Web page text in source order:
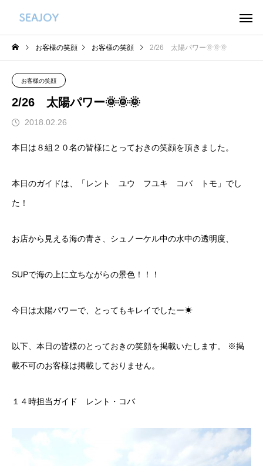
お客様の笑顔 お客様の笑顔 2/26 太陽パワー🌞🌞🌞
お客様の笑顔
2/26 太陽パワー🌞🌞🌞
2018.02.26
本日は８組２０名の皆様にとっておきの笑顔を頂きました。
本日のガイドは、「レント ユウ フユキ コバ トモ」でし
た！
お店から見える海の青さ、シュノーケル中の水中の透明度、
SUPで海の上に立ちながらの景色！！！
今日は太陽パワーで、とってもキレイでしたー☀
以下、本日の皆様のとっておきの笑顔を掲載いたします。 ※掲
載不可のお客様は掲載しておりません。
１４時担当ガイド レント・コバ